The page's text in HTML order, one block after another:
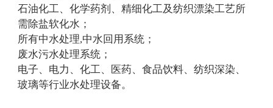
石油化工、化学药剂、精细化工及纺织漂染工艺所
需除盐软化水；
所有中水处理,中水回用系统；
废水污水处理系统；
电子、电力、化工、医药、食品饮料、纺织深染、
玻璃等行业水处理设备。